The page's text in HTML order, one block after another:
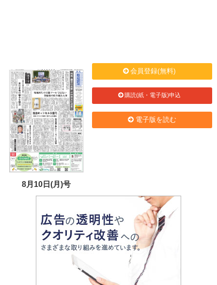
8月10日(月)号
会員登録(無料)
購読(紙・電子版)申込
電子版を読む